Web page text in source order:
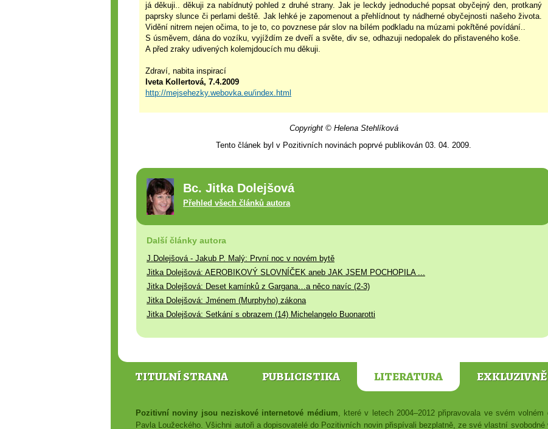
já děkuji.. děkuji za nabídnutý pohled z druhé strany. Jak je leckdy jednoduché popsat obyčejný den, protkaný
paprsky slunce či perlami deště. Jak lehké je zapomenout a přehlídnout ty nádherné obyčejnosti našeho života.
Vidění nitrem nejen očima, to je to, co povznese pár slov na bílém podkladu na múzami pokřtěné povídání..
S úsměvem, dána do vozíku, vyjíždím ze dveří a světe, div se, odhazuji nedopalek do přistaveného koše.
A před zraky udivených kolemjdoucích mu děkuji.
Zdraví, nabita inspirací
Iveta Kollertová, 7.4.2009
http://mejsehezky.webovka.eu/index.html
Copyright © Helena Stehlíková
Tento článek byl v Pozitivních novinách poprvé publikován 03. 04. 2009.
Bc. Jitka Dolejšová
Přehled všech článků autora
Další články autora
J.Dolejšová - Jakub P. Malý: První noc v novém bytě
Jitka Dolejšová: AEROBIKOVÝ SLOVNÍČEK aneb JAK JSEM POCHOPILA ...
Jitka Dolejšová: Deset kamínků z Gargana…a něco navíc (2-3)
Jitka Dolejšová: Jménem (Murphyho) zákona
Jitka Dolejšová: Setkání s obrazem (14) Michelangelo Buonarotti
TITULNÍ STRANA PUBLICISTIKA LITERATURA EXKLUZIVNĚ
Pozitivní noviny jsou neziskové internetové médium, které v letech 2004–2012 připravovala ve svém
Pavla Loužeckého. Všichni autoři a dopisovatelé do Pozitivních novin přispívali bezplatně, ze své vlastní